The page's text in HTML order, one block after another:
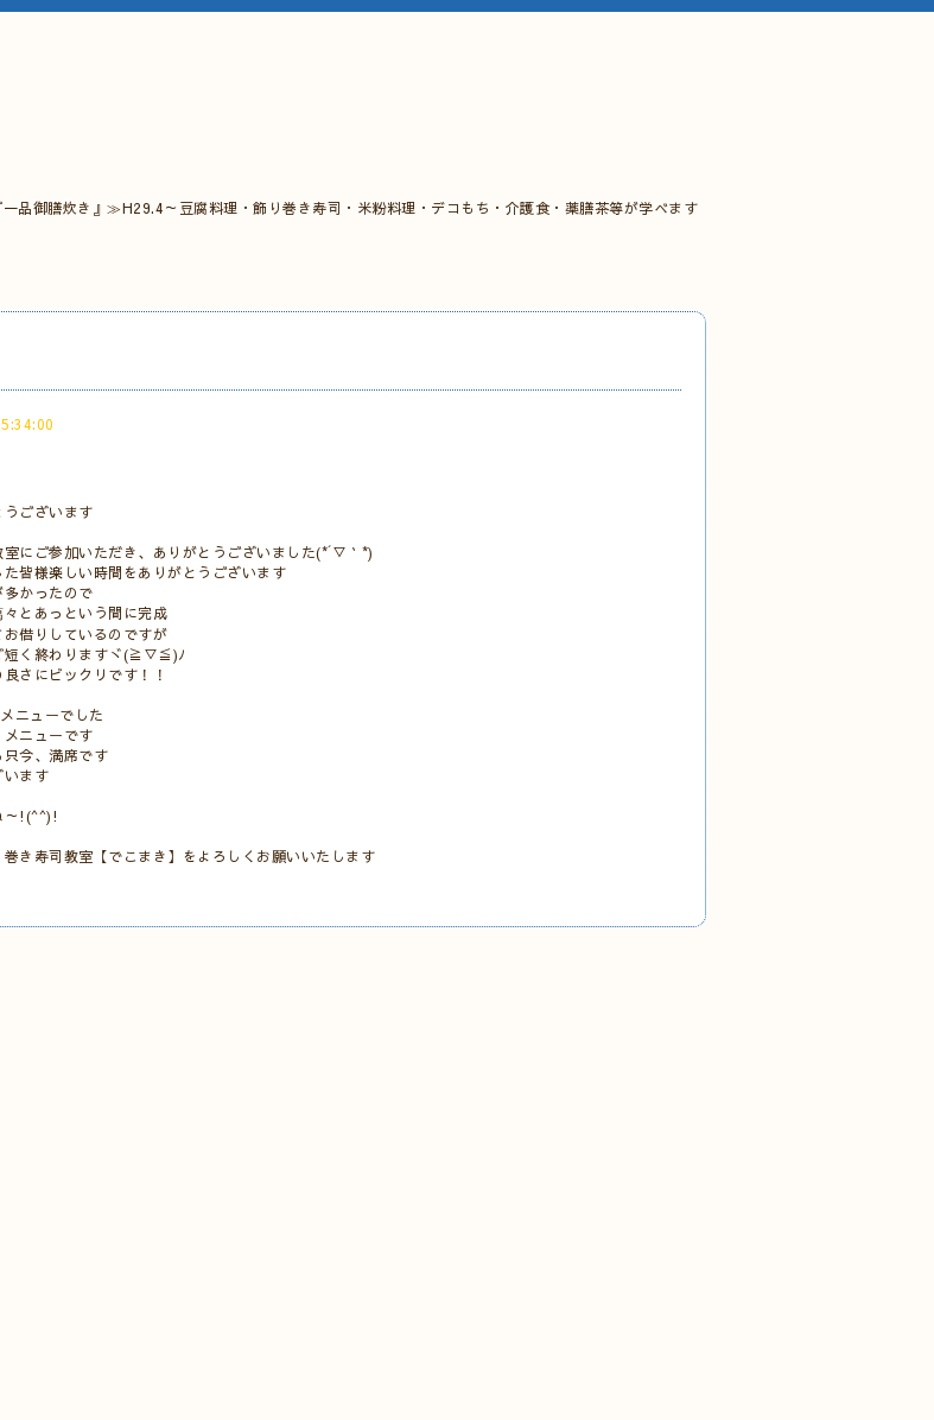
品御膳炊き』≫H29.4～豆腐料理・飾り巻き寿司・米粉料理・デコもち・介護食・薬膳茶等が学べます
ございます
室にご参加いただき、ありがとうございました(*´▽｀*)
皆様楽しい時間をありがとうございます
かったので
とあっという間に完成
借りしているのですが
短く終わりますヾ(≧▽≦)ﾉ
さにビックリです！！
ニューでした
ニューです
只今、満席です
います
～!(^^)!
き寿司教室【でこまき】をよろしくお願いいたします